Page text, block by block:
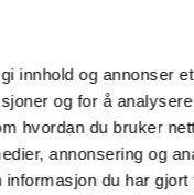
innhold og annonser
og for å
hvordan du bruker
annonsering og
du har gjort